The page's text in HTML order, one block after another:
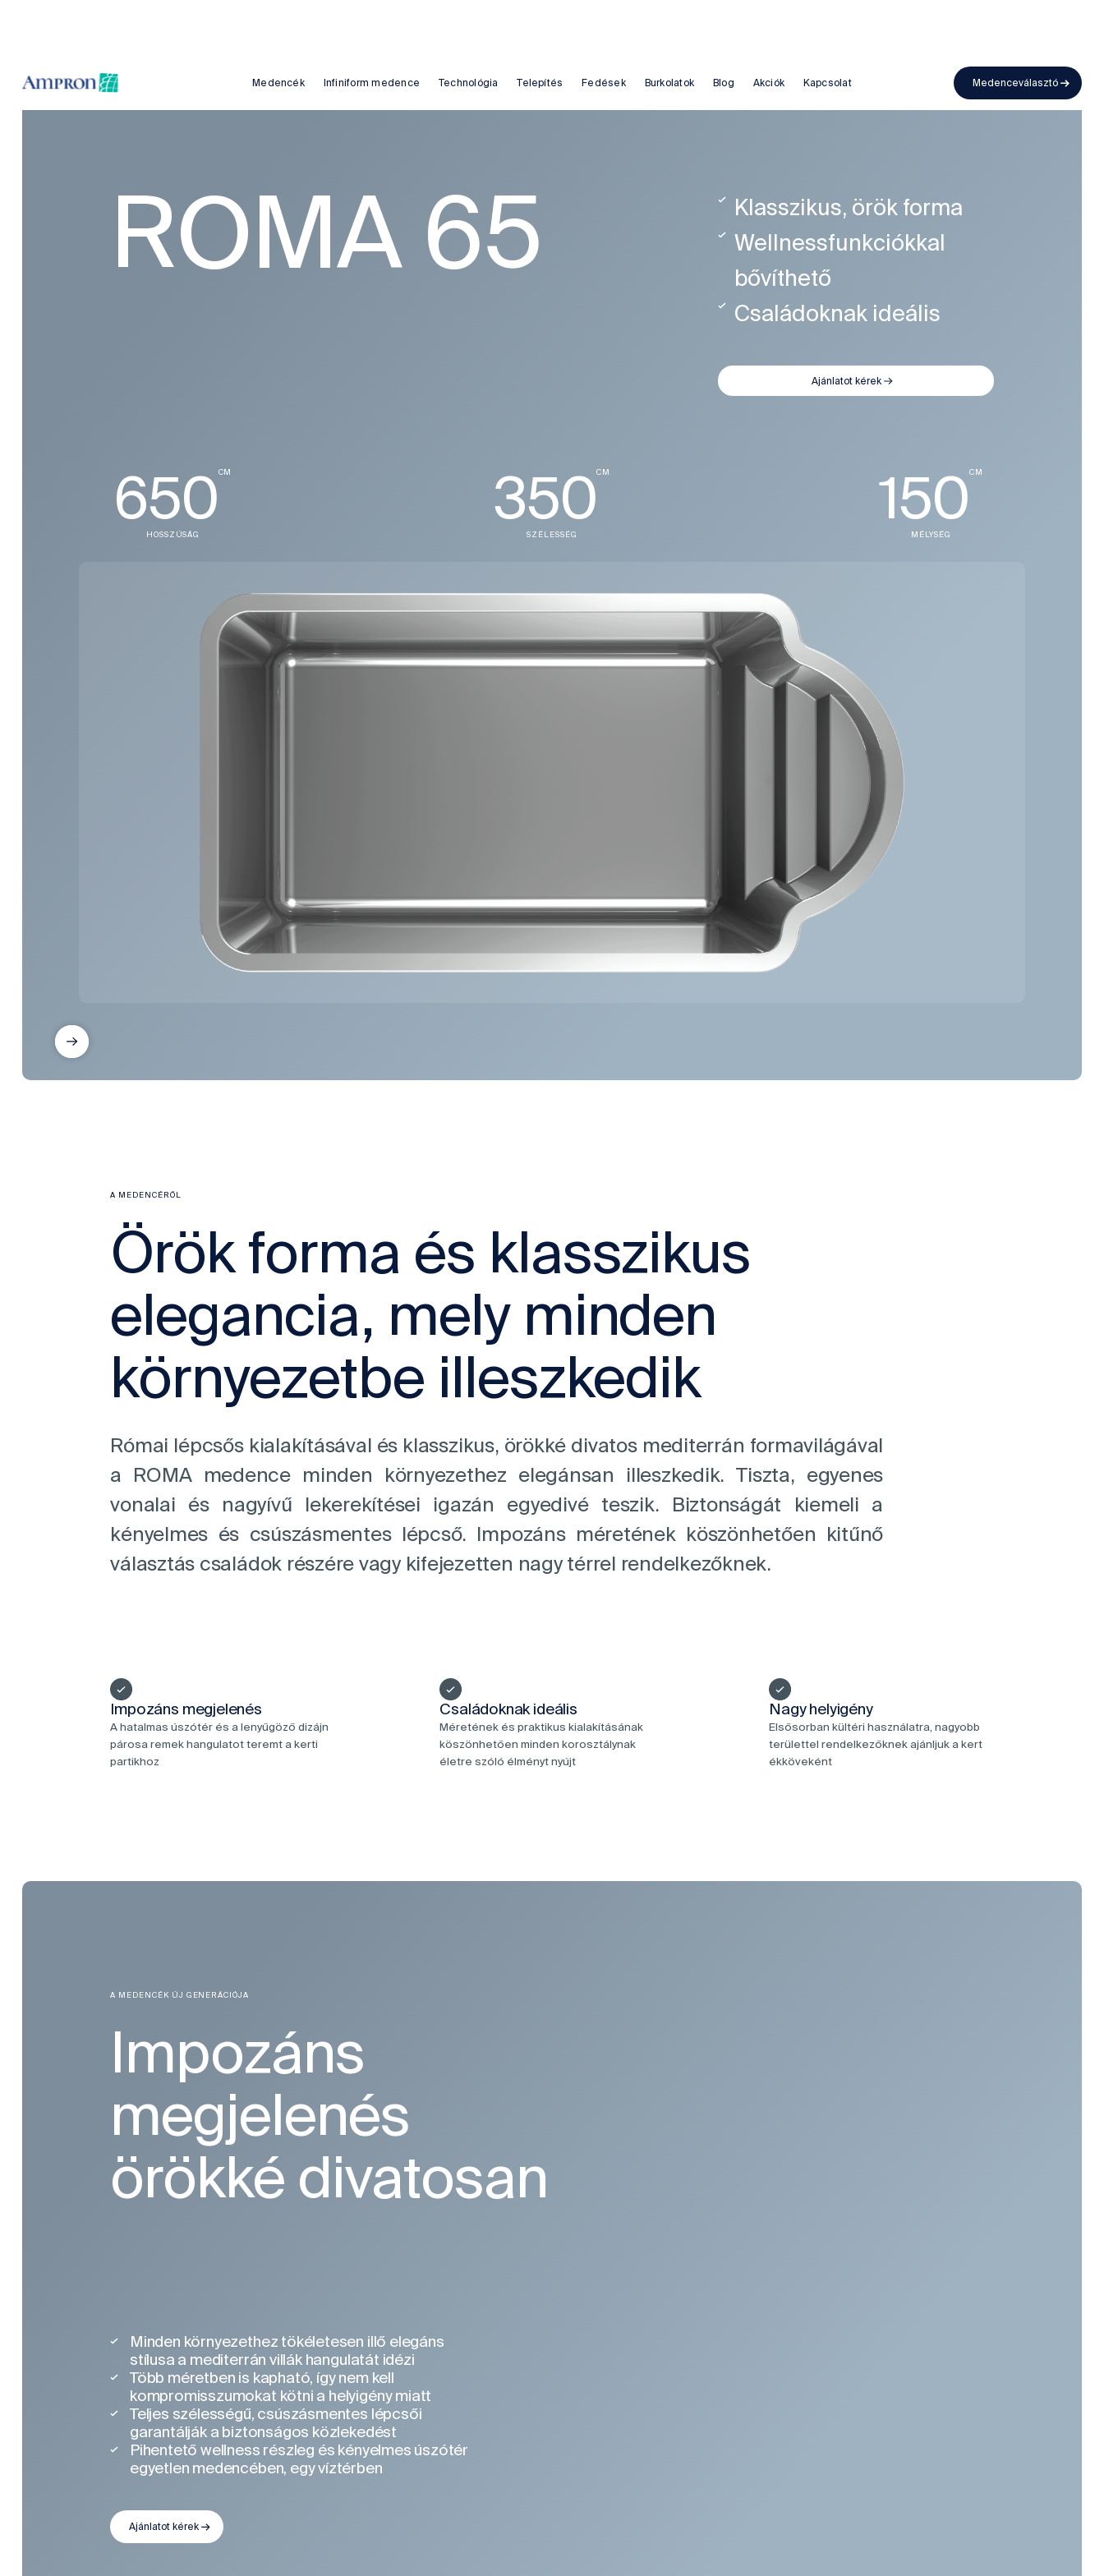
Medencék Infiniform medence Technológia Telepítés Fedések Burkolatok Blog Akciók Kapcsolat Medenceválasztó
ROMA 65
Klasszikus, örök forma
Wellnessfunkciókkal
bővíthető
Családoknak ideális
Ajánlatot kérek
650CM
HOSSZÚSÁG 350CM
SZÉLESSÉG 150CM
MÉLYSÉG
A MEDENCÉRŐL
Örök forma és klasszikus
elegancia, mely minden
környezetbe illeszkedik
Római lépcsős kialakításával és klasszikus, örökké divatos mediterrán formavilágával
a ROMA medence minden környezethez elegánsan illeszkedik. Tiszta, egyenes
vonalai és nagyívű lekerekítései igazán egyedivé teszik. Biztonságát kiemeli a
kényelmes és csúszásmentes lépcső. Impozáns méretének köszönhetően kitűnő
választás családok részére vagy kifejezetten nagy térrel rendelkezőknek.
Impozáns megjelenés
A hatalmas úszótér és a lenyűgöző dizájn
párosa remek hangulatot teremt a kerti
partikhoz
Családoknak ideális
Méretének és praktikus kialakításának
köszönhetően minden korosztálynak
életre szóló élményt nyújt
Nagy helyigény
Elsősorban kültéri használatra, nagyobb
területtel rendelkezőknek ajánljuk a kert
ékköveként
A MEDENCÉK ÚJ GENERÁCIÓJA
Impozáns
megjelenés
örökké divatosan
Minden környezethez tökéletesen illő elegáns
stílusa a mediterrán villák hangulatát idézi
Több méretben is kapható, így nem kell
kompromisszumokat kötni a helyigény miatt
Teljes szélességű, csúszásmentes lépcsői
garantálják a biztonságos közlekedést
Pihentető wellness részleg és kényelmes úszótér
egyetlen medencében, egy víztérben
Ajánlatot kérek